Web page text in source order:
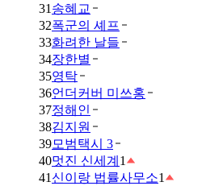
31 송혜교
32폭군의 셰프
33화려한 날들
34장한별
35영탁
36언더커버 미쓰홍
37정해인
38김지원
39모범택시 3
40멋진 신세계 1
41 신이랑 법률사무소1